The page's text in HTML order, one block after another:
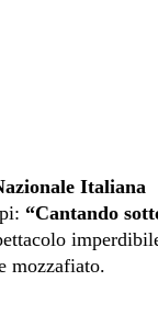
Italiana
“Cantando
mozzafiato.